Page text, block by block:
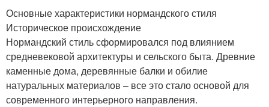
Основные характеристики нормандского стиля
Историческое происхождение
Нормандский стиль сформировался под влиянием
средневековой архитектуры и сельского быта. Древние
каменные дома, деревянные балки и обилие
натуральных материалов – все это стало основой для
современного интерьерного направления.